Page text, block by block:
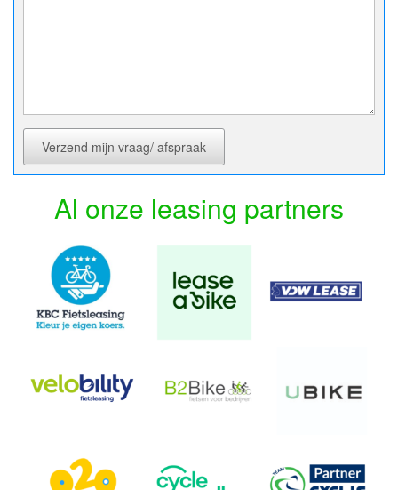
Verzend mijn vraag/ afspraak
Al onze leasing partners